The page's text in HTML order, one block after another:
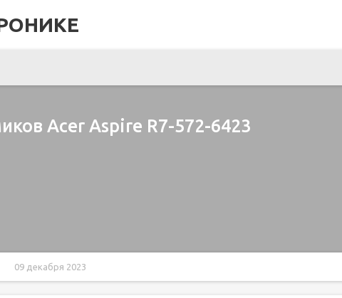
Acer Aspire R7-572-6423
09 декабря 2023